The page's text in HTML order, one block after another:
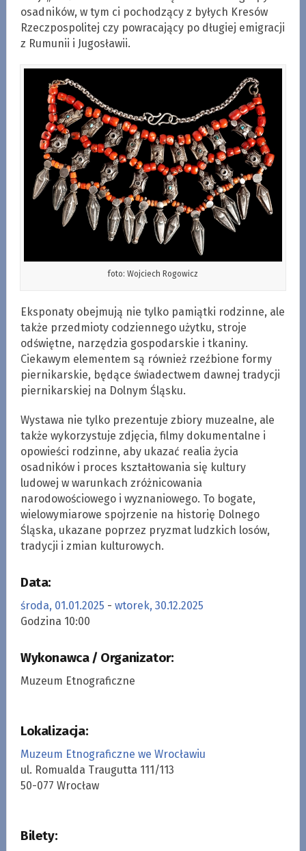
osadników, w tym ci pochodzący z byłych Kresów
Rzeczpospolitej czy powracający po długiej emigracji
z Rumunii i Jugosławii.
foto: Wojciech Rogowicz
Eksponaty obejmują nie tylko pamiątki rodzinne, ale
także przedmioty codziennego użytku, stroje
odświętne, narzędzia gospodarskie i tkaniny.
Ciekawym elementem są również rzeźbione formy
piernikarskie, będące świadectwem dawnej tradycji
piernikarskiej na Dolnym Śląsku.
Wystawa nie tylko prezentuje zbiory muzealne, ale
także wykorzystuje zdjęcia, filmy dokumentalne i
opowieści rodzinne, aby ukazać realia życia
osadników i proces kształtowania się kultury
ludowej w warunkach zróżnicowania
narodowościowego i wyznaniowego. To bogate,
wielowymiarowe spojrzenie na historię Dolnego
Śląska, ukazane poprzez pryzmat ludzkich losów,
tradycji i zmian kulturowych.
Data:
środa, 01.01.2025 - wtorek, 30.12.2025
Godzina 10:00
Wykonawca / Organizator:
Muzeum Etnograficzne
Lokalizacja:
Muzeum Etnograficzne we Wrocławiu
ul. Romualda Traugutta 111/113
50-077 Wrocław
Bilety: